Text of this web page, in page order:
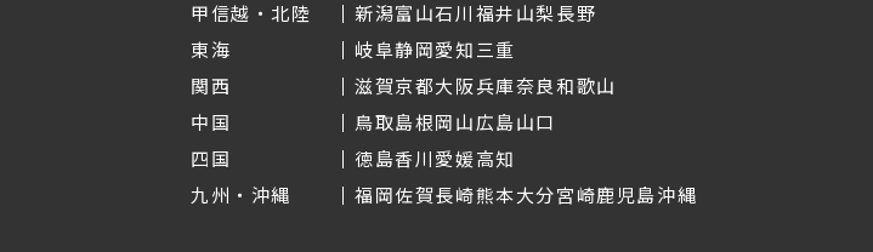
甲信越・北陸
新潟富山石川福井山梨長野
東海
岐阜静岡愛知三重
関西
滋賀京都大阪兵庫奈良和歌山
中国
鳥取島根岡山広島山口
四国
徳島香川愛媛高知
九州・沖縄
福岡佐賀長崎熊本大分宮崎鹿児島沖縄